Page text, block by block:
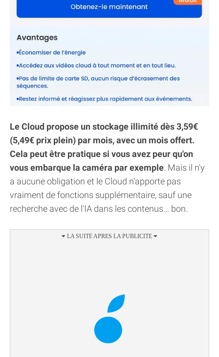
Le Cloud propose un stockage illimité dès 3,59€
(5,49€ prix plein) par mois, avec un mois offert.
Cela peut être pratique si vous avez peur qu'on
vous embarque la caméra par exemple. Mais il n'y
a aucune obligation et le Cloud n'apporte pas
vraiment de fonctions supplémentaire, sauf une
recherche avec de l'IA dans les contenus... bon.